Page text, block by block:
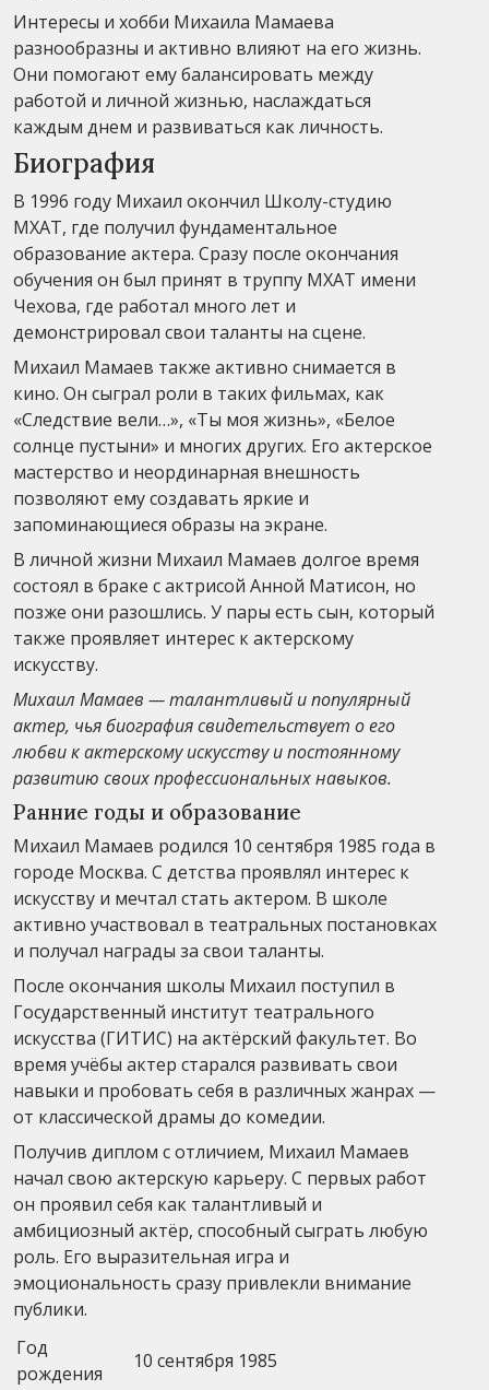
Интересы и хобби Михаила Мамаева
разнообразны и активно влияют на его жизнь.
Они помогают ему балансировать между
работой и личной жизнью, наслаждаться
каждым днем и развиваться как личность.
Биография
В 1996 году Михаил окончил Школу-студию
МХАТ, где получил фундаментальное
образование актера. Сразу после окончания
обучения он был принят в труппу МХАТ имени
Чехова, где работал много лет и
демонстрировал свои таланты на сцене.
Михаил Мамаев также активно снимается в
кино. Он сыграл роли в таких фильмах, как
«Следствие вели…», «Ты моя жизнь», «Белое
солнце пустыни» и многих других. Его актерское
мастерство и неординарная внешность
позволяют ему создавать яркие и
запоминающиеся образы на экране.
В личной жизни Михаил Мамаев долгое время
состоял в браке с актрисой Анной Матисон, но
позже они разошлись. У пары есть сын, который
также проявляет интерес к актерскому
искусству.
Михаил Мамаев — талантливый и популярный
актер, чья биография свидетельствует о его
любви к актерскому искусству и постоянному
развитию своих профессиональных навыков.
Ранние годы и образование
Михаил Мамаев родился 10 сентября 1985 года в
городе Москва. С детства проявлял интерес к
искусству и мечтал стать актером. В школе
активно участвовал в театральных постановках
и получал награды за свои таланты.
После окончания школы Михаил поступил в
Государственный институт театрального
искусства (ГИТИС) на актёрский факультет. Во
время учёбы актер старался развивать свои
навыки и пробовать себя в различных жанрах —
от классической драмы до комедии.
Получив диплом с отличием, Михаил Мамаев
начал свою актерскую карьеру. С первых работ
он проявил себя как талантливый и
амбициозный актёр, способный сыграть любую
роль. Его выразительная игра и
эмоциональность сразу привлекли внимание
публики.
Год
рождения
10 сентября 1985